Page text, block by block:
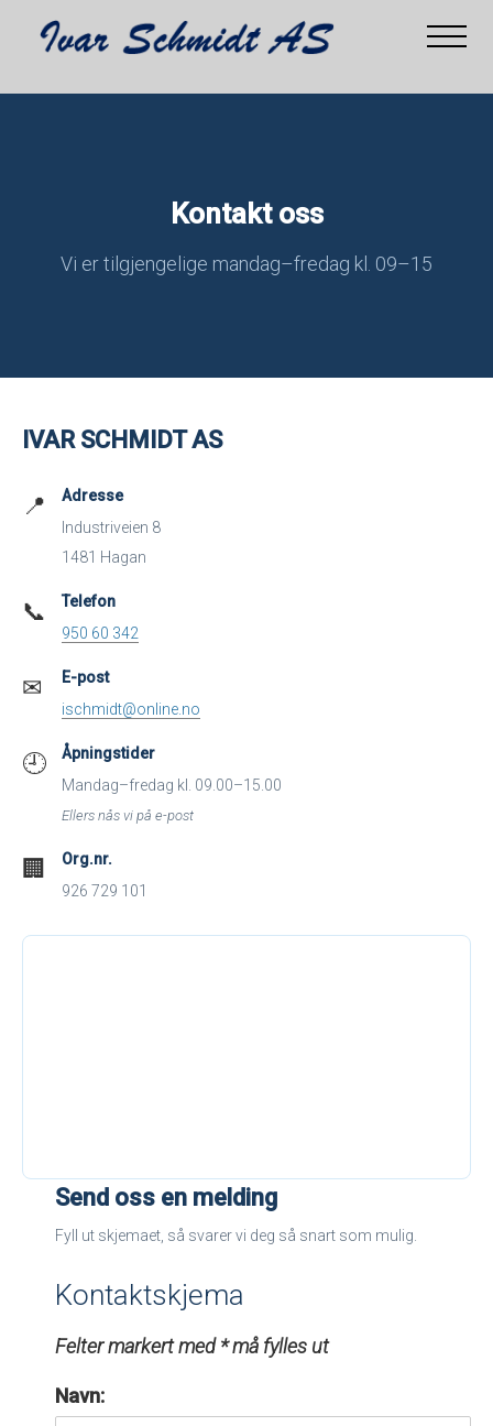
Kontakt oss
Vi er tilgjengelige mandag–fredag kl. 09–15
IVAR SCHMIDT AS
📍
Adresse
Industriveien 8
1481 Hagan
📞
Telefon
950 60 342
✉
E-post
ischmidt@online.no
🕘
Åpningstider
Mandag–fredag kl. 09.00–15.00
Ellers nås vi på e-post
🏢
Org.nr.
926 729 101
Send oss en melding
Fyll ut skjemaet, så svarer vi deg så snart som mulig.
Kontaktskjema
Felter markert med * må fylles ut
Navn: